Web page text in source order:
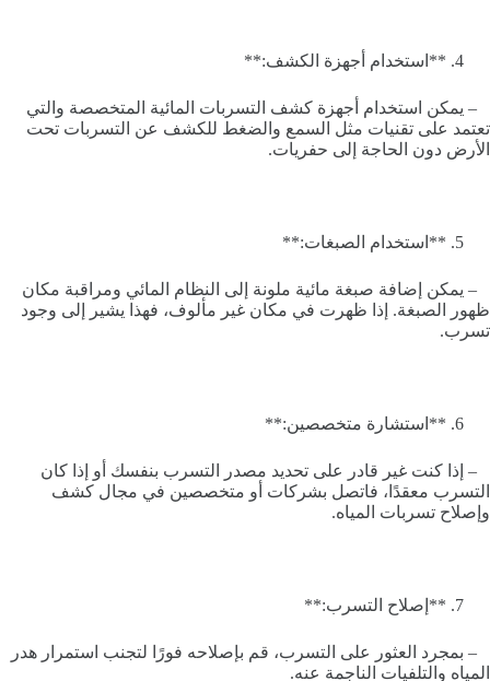
**استخدام أجهزة الكشف:**
– يمكن استخدام أجهزة كشف التسربات المائية المتخصصة والتي
تعتمد على تقنيات مثل السمع والضغط للكشف عن التسربات تحت
الأرض دون الحاجة إلى حفريات.
**استخدام الصبغات:**
– يمكن إضافة صبغة مائية ملونة إلى النظام المائي ومراقبة مكان
ظهور الصبغة. إذا ظهرت في مكان غير مألوف، فهذا يشير إلى وجود
تسرب.
**استشارة متخصصين:**
– إذا كنت غير قادر على تحديد مصدر التسرب بنفسك أو إذا كان
التسرب معقدًا، فاتصل بشركات أو متخصصين في مجال كشف
وإصلاح تسربات المياه.
**إصلاح التسرب:**
– بمجرد العثور على التسرب، قم بإصلاحه فورًا لتجنب استمرار هدر
المياه والتلفيات الناجمة عنه.